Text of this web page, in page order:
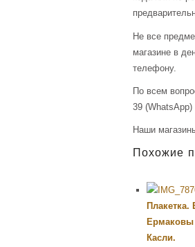
Не все
магазине в
телефону.
По всем
39 (WhatsApp)
Наши
Похожие
Плакетка.
Ермаковы
Касли.